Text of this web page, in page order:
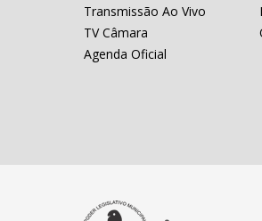
Transmissão Ao Vivo
TV Câmara
Agenda Oficial